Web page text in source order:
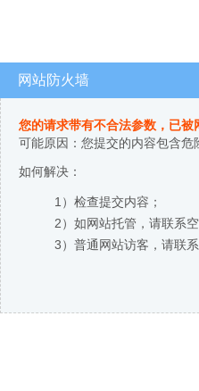
网站防火墙
您的请求带有不合法参数，已被
可能原因：您提交的内容包含危
如何解决：
1）检查提交内容；
2）如网站托管，请联系空
3）普通网站访客，请联